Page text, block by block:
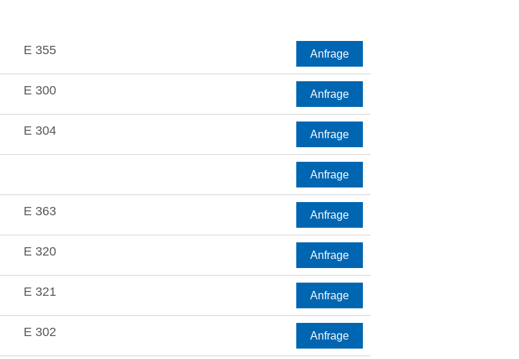
E 355 Anfrage
E 300 Anfrage
E 304 Anfrage
Anfrage
E 363 Anfrage
E 320 Anfrage
E 321 Anfrage
E 302 Anfrage